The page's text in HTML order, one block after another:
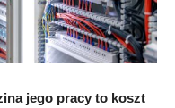
jego pracy to koszt